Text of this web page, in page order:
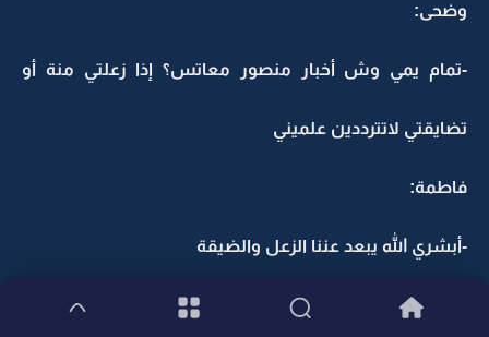
وضحى:
-تمام يمي وش أخبار منصور معاتس؟ إذا زعلتي منة أو
تضايقتي لاتترددين علميني
فاطمة:
-أبشري الله يبعد عننا الزعل والضيقة
وضحى: